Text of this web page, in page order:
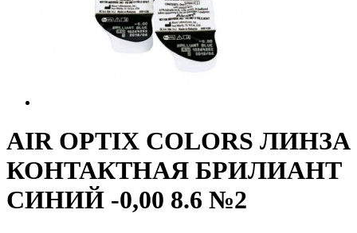
AIR OPTIX COLORS ЛИНЗА
КОНТАКТНАЯ БРИЛИАНТ
СИНИЙ -0,00 8.6 №2